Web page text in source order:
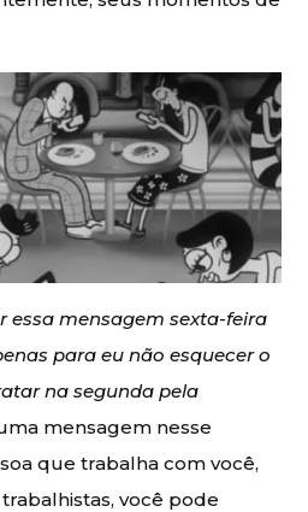
essa mensagem sexta-feira
para eu não esquecer o
na segunda pela
mensagem nesse
que trabalha com você,
você pode